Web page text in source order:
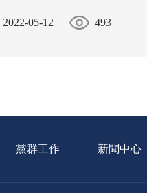
2022-05-12 493
黨群工作 新聞中心